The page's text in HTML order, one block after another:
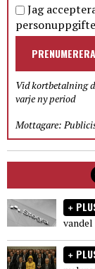
Jag
PRENUMERERA
Vid kortbetalning
varje ny period
Mottagare:
vandel